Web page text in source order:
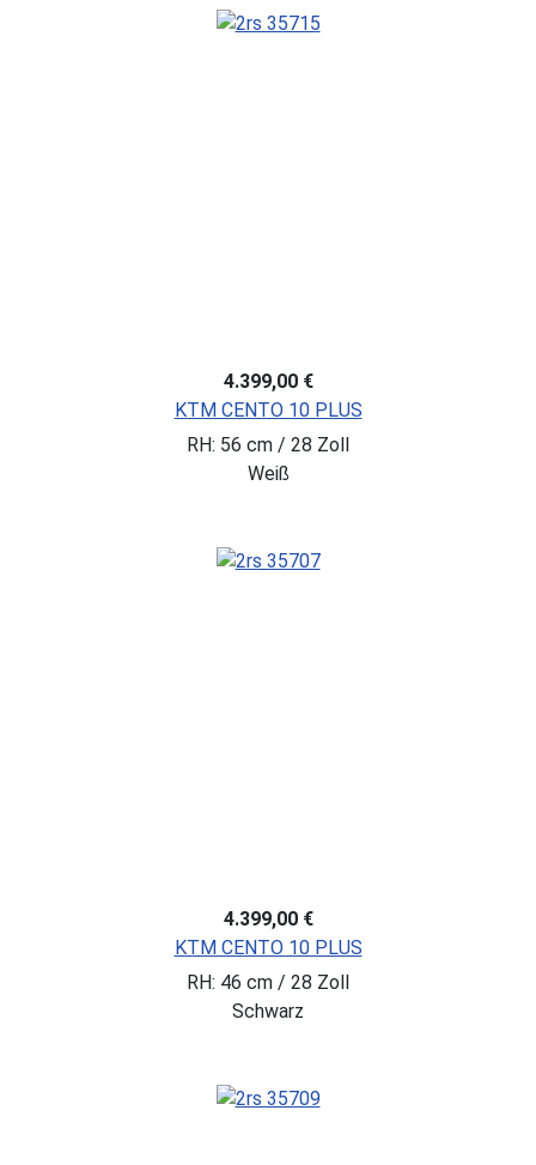
4.399,00 €
KTM CENTO 10 PLUS
RH: 56 cm / 28 Zoll
Weiß
4.399,00 €
KTM CENTO 10 PLUS
RH: 46 cm / 28 Zoll
Schwarz